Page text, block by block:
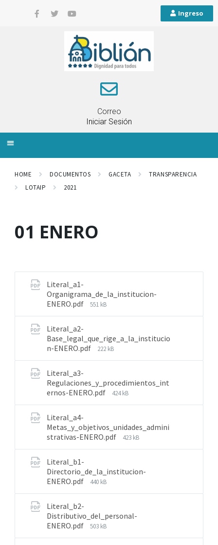
Ingreso
Correo
Iniciar Sesión
HOME DOCUMENTOS GACETA
TRANSPARENCIA
LOTAIP
2021
01 ENERO
Literal_a1-
Organigrama_de_la_institucion-
ENERO.pdf
551 kB
Literal_a2-
Base_legal_que_rige_a_la_institucio
n-ENERO.pdf
222 kB
Literal_a3-
Regulaciones_y_procedimientos_int
ernos-ENERO.pdf
424 kB
Literal_a4-
Metas_y_objetivos_unidades_admini
strativas-ENERO.pdf
423 kB
Literal_b1-
Directorio_de_la_institucion-
ENERO.pdf
440 kB
Literal_b2-
Distributivo_del_personal-
ENERO.pdf
503 kB